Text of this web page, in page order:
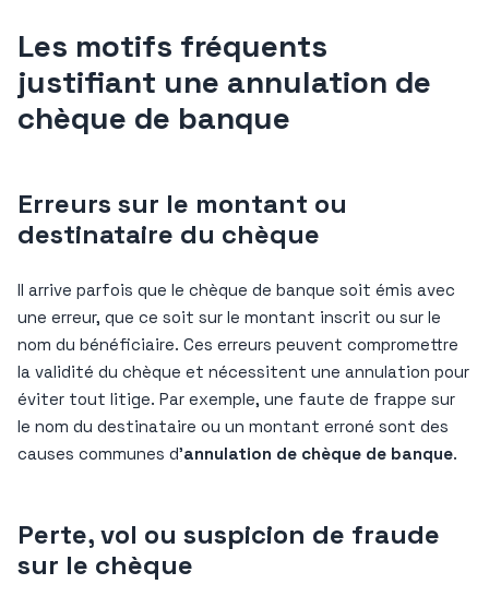
Les motifs fréquents
justifiant une annulation de
chèque de banque
Erreurs sur le montant ou
destinataire du chèque
Il arrive parfois que le chèque de banque soit émis avec
une erreur, que ce soit sur le montant inscrit ou sur le
nom du bénéficiaire. Ces erreurs peuvent compromettre
la validité du chèque et nécessitent une annulation pour
éviter tout litige. Par exemple, une faute de frappe sur
le nom du destinataire ou un montant erroné sont des
causes communes d’annulation de chèque de banque.
Perte, vol ou suspicion de fraude
sur le chèque